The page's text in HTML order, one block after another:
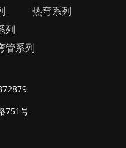
热弯系列
列
管系列
751号